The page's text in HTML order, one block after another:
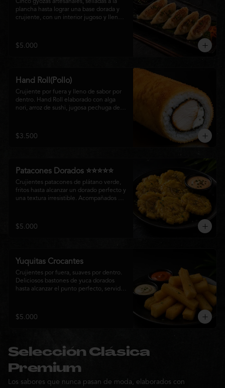
Cinco gyozas artesanales, selladas a la
plancha hasta lograr una base dorada y
crujiente, con un interior jugoso y lleno
perfecto entre tradición japonesa y la
esencia de la cocina nikkei, ideales para
$5.000
Hand Roll(Pollo)
Crujiente por fuera y lleno de sabor por
dentro. Hand Roll elaborado con alga
nori, arroz de sushi, jugosa pechuga de
combinación perfecta de textura y
cremosidad que convierte este clásico en
$3.500
Patacones Dorados ⭐⭐⭐⭐⭐
Crujientes patacones de plátano verde,
fritos hasta alcanzar un dorado perfecto y
una textura irresistible. Acompañados de
disfrutar como entrada con el auténtico
sabor de la cocina nikkei.
$5.000
Yuquitas Crocantes
Crujientes por fuera, suaves por dentro.
Deliciosos bastones de yuca dorados
hasta alcanzar el punto perfecto, servidos
compartir o complementar cualquier
experiencia Matsumoto Nikkei.
$5.000
Selección Clásica
Premium
Los sabores que nunca pasan de moda, elaborados con